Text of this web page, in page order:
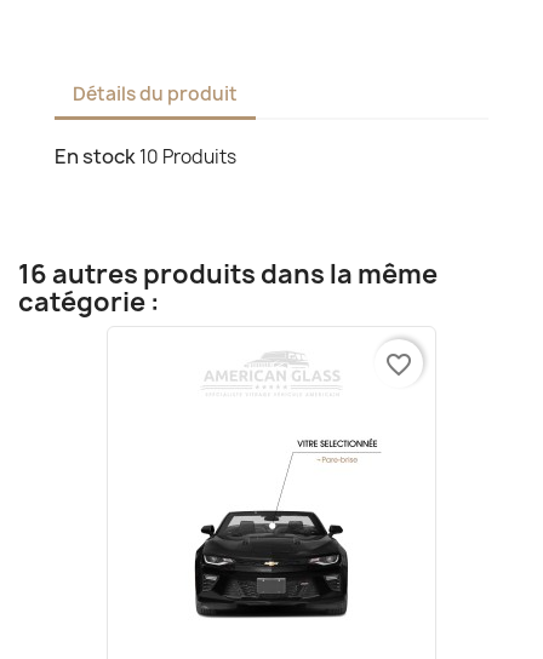
Détails du produit
En stock10 Produits
16 autres produits dans la même
catégorie :
favorite_border